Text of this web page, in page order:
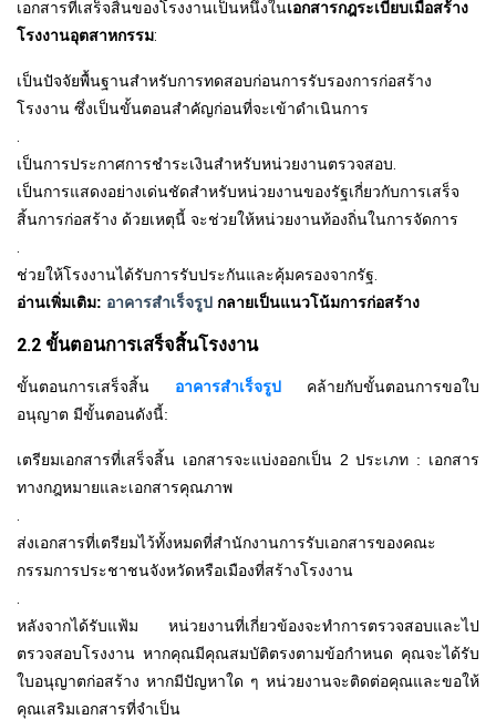
เอกสารที่เสร็จสิ้นของโรงงานเป็นหนึ่งในเอกสารกฎระเบียบเมื่อสร้าง
โรงงานอุตสาหกรรม:
เป็นปัจจัยพื้นฐานสำหรับการทดสอบก่อนการรับรองการก่อสร้าง
โรงงาน ซึ่งเป็นขั้นตอนสำคัญก่อนที่จะเข้าดำเนินการ
เป็นการประกาศการชำระเงินสำหรับหน่วยงานตรวจสอบ
เป็นการแสดงอย่างเด่นชัดสำหรับหน่วยงานของรัฐเกี่ยวกับการเสร็จ
สิ้นการก่อสร้าง ด้วยเหตุนี้ จะช่วยให้หน่วยงานท้องถิ่นในการจัดการ
ช่วยให้โรงงานได้รับการรับประกันและคุ้มครองจากรัฐ
อ่านเพิ่มเติม: อาคารสำเร็จรูป กลายเป็นแนวโน้มการก่อสร้าง
2.2 ขั้นตอนการเสร็จสิ้นโรงงาน
ขั้นตอนการเสร็จสิ้น อาคารสำเร็จรูป คล้ายกับขั้นตอนการขอใบ
อนุญาต มีขั้นตอนดังนี้:
เตรียมเอกสารที่เสร็จสิ้น เอกสารจะแบ่งออกเป็น 2 ประเภท : เอกสาร
ทางกฎหมายและเอกสารคุณภาพ
.
ส่งเอกสารที่เตรียมไว้ทั้งหมดที่สำนักงานการรับเอกสารของคณะ
กรรมการประชาชนจังหวัดหรือเมืองที่สร้างโรงงาน
.
หลังจากได้รับแฟ้ม หน่วยงานที่เกี่ยวข้องจะทำการตรวจสอบและไป
ตรวจสอบโรงงาน หากคุณมีคุณสมบัติตรงตามข้อกำหนด คุณจะได้รับ
ใบอนุญาตก่อสร้าง หากมีปัญหาใด ๆ หน่วยงานจะติดต่อคุณและขอให้
คุณเสริมเอกสารที่จำเป็น